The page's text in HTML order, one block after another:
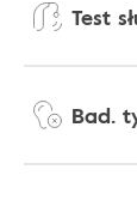
Test
Bad.